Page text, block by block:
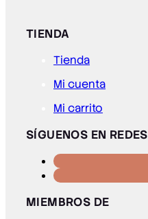
TIENDA
Tienda
Mi cuenta
Mi carrito
SÍGUENOS EN REDES
MIEMBROS DE